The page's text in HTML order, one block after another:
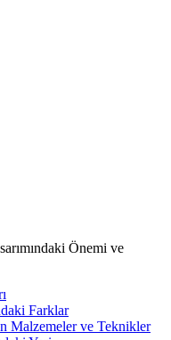
Önemi ve
Farklar
Malzemeler ve Teknikler